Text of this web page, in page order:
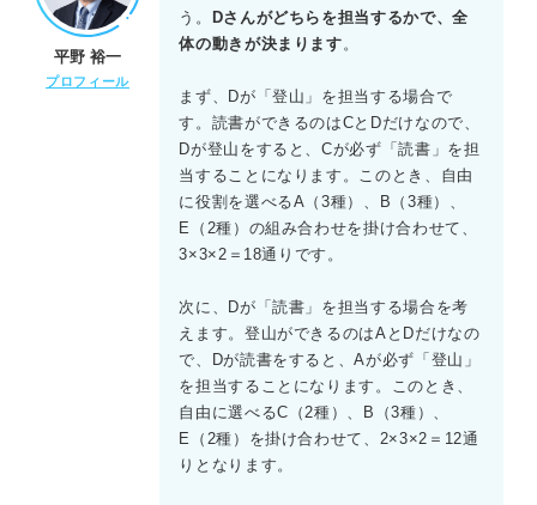
パターン1：Dが登山を選ぶとき
読書を選べるのはCのみとなるため、Cは読書で確定する。
残りのA、B、Eはそれぞれの好みの中から自由に選べるた
め、3×3×2＝18通り。
パターン2：Dが読書を選ぶとき
登山を選べるのはAのみとなるため、Aは登山で確定する。
残りのCは2通り、Bは3通り、Eは2通りの選び方があるた
め、2×3×2＝12通り。
これらは重複しないため、18＋12＝30通りとなる。
平野 裕一
プロフィール
う。
Dさんがどちらを担当するかで、全
体の動きが決まります。
まず、Dが「登山」を担当する場合で
す。読書ができるのはCとDだけなので、
Dが登山をすると、Cが必ず「読書」を担
当することになります。このとき、自由
に役割を選べるA（3種）、B（3種）、
E（2種）の組み合わせを掛け合わせて、
3×3×2＝18通りです。
次に、Dが「読書」を担当する場合を考
えます。登山ができるのはAとDだけなの
で、Dが読書をすると、Aが必ず「登山」
を担当することになります。このとき、
自由に選べるC（2種）、B（3種）、
E（2種）を掛け合わせて、2×3×2＝12通
りとなります。